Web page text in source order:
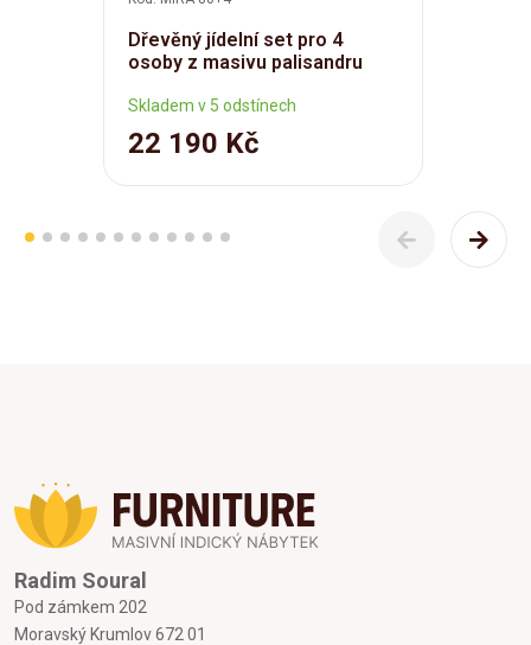
Dřevěný jídelní set pro 4
osoby z masivu palisandru
Skladem v 5 odstínech
22 190 Kč
Radim Soural
Pod zámkem 202
Moravský Krumlov 672 01